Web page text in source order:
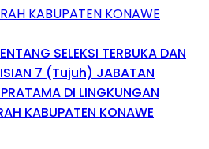
SELEKSI TERBUKA DAN
7 (Tujuh) JABATAN
DI LINGKUNGAN
KABUPATEN KONAWE